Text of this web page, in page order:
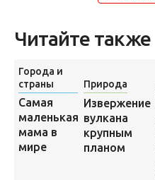
Читайте также
Города и
страны
Самая
маленькая
мама в
мире
Природа
Извержение
вулкана
крупным
планом